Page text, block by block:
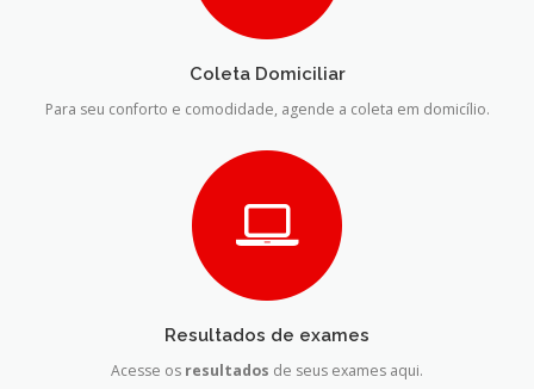
Coleta Domiciliar
Para seu conforto e comodidade, agende a coleta em domicílio.
Resultados de exames
Acesse os resultados de seus exames aqui.